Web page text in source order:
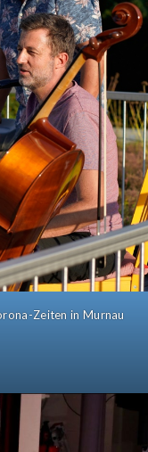
Zeiten in Murnau